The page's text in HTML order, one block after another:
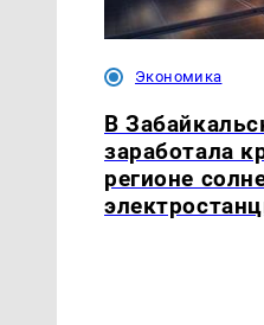
Экономика
В
заработала
регионе